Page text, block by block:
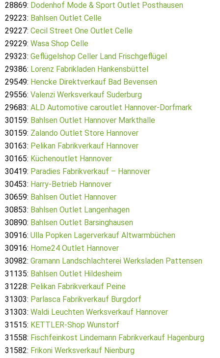
28869: Dodenhof Mode & Sport Outlet Posthausen
29223: Bahlsen Outlet Celle
29227: Cecil Street One Outlet Celle
29229: Wasa Shop Celle
29323: Geflügelshop Celler Land Frischgeflügel
29386: Lorenz Fabrikladen Hankensbüttel
29549: Hencke Direktverkauf Bad Bevensen
29556: Valenzi Werksverkauf Suderburg
29683: ALD Automotive caroutlet Hannover-Dorfmark
30159: Bahlsen Outlet Hannover Markthalle
30159: Zalando Outlet Store Hannover
30163: Pelikan Fabrikverkauf Hannover
30165: Küchenoutlet Hannover
30419: Paradies Fabrikverkauf – Hannover
30453: Harry-Betrieb Hannover
30659: Bahlsen Outlet Hannover
30853: Bahlsen Outlet Langenhagen
30890: Bahlsen Outlet Barsinghausen
30916: Ulla Popken Lagerverkauf Altwarmbüchen
30916: Home24 Outlet Hannover
30982: Gramann Landschlachterei Werksladen Pattensen
31135: Bahlsen Outlet Hildesheim
31228: Pelikan Fabrikverkauf Peine
31303: Parlasca Fabrikverkauf Burgdorf
31303: Waldi Leuchten Werksverkauf Hannover
31515: KETTLER-Shop Wunstorf
31558: Fischfeinkost Lindemann Fabrikverkauf Hagenburg
31582: Frikoni Werksverkauf Nienburg